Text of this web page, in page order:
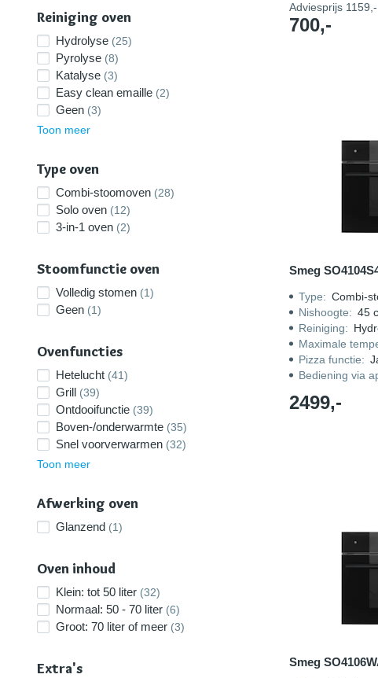
Adviesprijs 1159,-
700,-
Smeg
Type: Combi-
Nishoogte: 45
Reiniging:
Maximale
Pizza functie:
Bediening via
2499,-
Smeg
Reiniging oven
Hydrolyse (25)
Pyrolyse (8)
Katalyse (3)
Easy clean emaille (2)
Geen (3)
Toon meer
Type oven
Combi-stoomoven (28)
Solo oven (12)
3-in-1 oven (2)
Stoomfunctie oven
Volledig stomen (1)
Geen (1)
Ovenfuncties
Hetelucht (41)
Grill (39)
Ontdooifunctie (39)
Boven-/onderwarmte (35)
Snel voorverwarmen (32)
Toon meer
Afwerking oven
Glanzend (1)
Oven inhoud
Klein: tot 50 liter (32)
Normaal: 50 - 70 liter (6)
Groot: 70 liter of meer (3)
Extra's